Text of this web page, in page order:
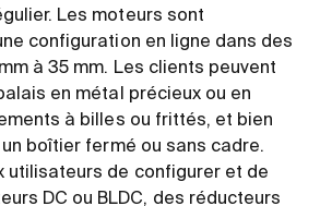
Les moteurs sont
configuration en ligne dans des
à 35 mm. Les clients peuvent
en métal précieux ou en
à billes ou frittés, et bien
boîtier fermé ou sans cadre.
utilisateurs de configurer et de
DC ou BLDC, des réducteurs